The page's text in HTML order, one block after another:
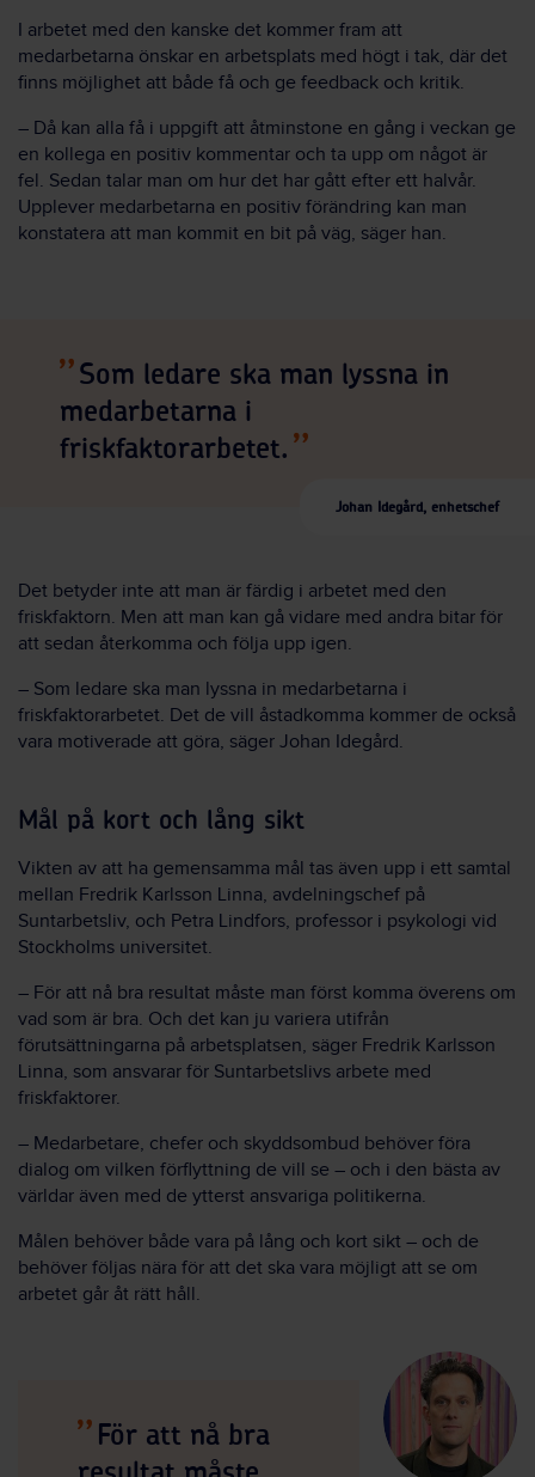
I arbetet med den kanske det kommer fram att
medarbetarna önskar en arbetsplats med högt i tak, där det
finns möjlighet att både få och ge feedback och kritik.
– Då kan alla få i uppgift att åtminstone en gång i veckan ge
en kollega en positiv kommentar och ta upp om något är
fel. Sedan talar man om hur det har gått efter ett halvår.
Upplever medarbetarna en positiv förändring kan man
konstatera att man kommit en bit på väg, säger han.
Som ledare ska man lyssna in
medarbetarna i
friskfaktorarbetet.
Johan Idegård, enhetschef
Det betyder inte att man är färdig i arbetet med den
friskfaktorn. Men att man kan gå vidare med andra bitar för
att sedan återkomma och följa upp igen.
– Som ledare ska man lyssna in medarbetarna i
friskfaktorarbetet. Det de vill åstadkomma kommer de också
vara motiverade att göra, säger Johan Idegård.
Mål på kort och lång sikt
Vikten av att ha gemensamma mål tas även upp i ett samtal
mellan Fredrik Karlsson Linna, avdelningschef på
Suntarbetsliv, och Petra Lindfors, professor i psykologi vid
Stockholms universitet.
– För att nå bra resultat måste man först komma överens om
vad som är bra. Och det kan ju variera utifrån
förutsättningarna på arbetsplatsen, säger Fredrik Karlsson
Linna, som ansvarar för Suntarbetslivs arbete med
friskfaktorer.
– Medarbetare, chefer och skyddsombud behöver föra
dialog om vilken förflyttning de vill se – och i den bästa av
världar även med de ytterst ansvariga politikerna.
Målen behöver både vara på lång och kort sikt – och de
behöver följas nära för att det ska vara möjligt att se om
arbetet går åt rätt håll.
För att nå bra